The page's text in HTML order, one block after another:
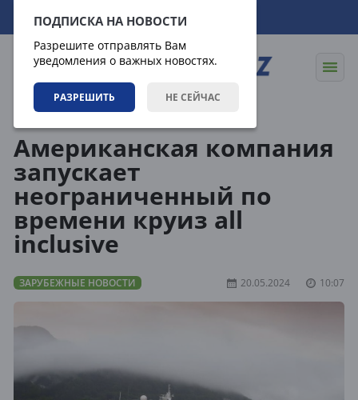
ПОДПИСКА НА НОВОСТИ
Разрешите отправлять Вам
уведомления о важных новостях.
РАЗРЕШИТЬ НЕ СЕЙЧАС
09.08.2026 16:15:14
Американская компания
запускает
неограниченный по
времени круиз all
inclusive
ЗАРУБЕЖНЫЕ НОВОСТИ 20.05.2024 10:07